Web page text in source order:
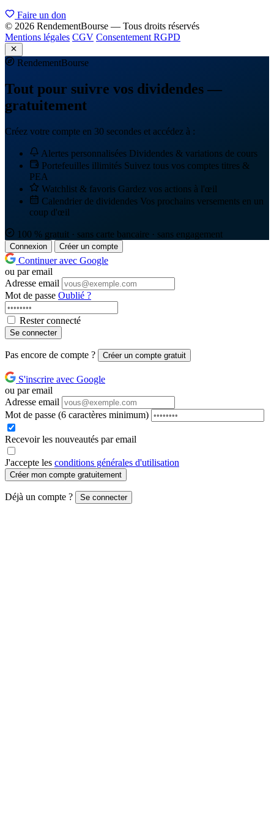
Faire un don
© 2026 RendementBourse — Tous droits réservés
Mentions légales CGV Consentement RGPD
RendementBourse
Tout pour suivre vos dividendes —
gratuitement
Créez votre compte en 30 secondes et accédez à :
Alertes personnalisées Dividendes & variations de cours
Portefeuilles illimités Suivez tous vos comptes titres &
PEA
Watchlist & favoris Gardez vos actions à l'œil
Calendrier de dividendes Vos prochains versements en un
coup d'œil
100 % gratuit · sans carte bancaire · sans engagement
Connexion Créer un compte
Continuer avec Google
ou par email
Adresse email
Mot de passe Oublié ?
Rester connecté
Se connecter
Pas encore de compte ? Créer un compte gratuit
S'inscrire avec Google
ou par email
Adresse email
Mot de passe (6 caractères minimum)
Recevoir les nouveautés par email
J'accepte les conditions générales d'utilisation
Créer mon compte gratuitement
Déjà un compte ? Se connecter